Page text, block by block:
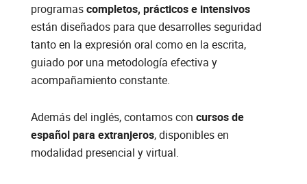
programascompletos, prácticos e intensivos
están diseñados para que desarrolles seguridad
tanto en la expresión oral como en la escrita,
guiado por una metodología efectiva y
acompañamiento constante.
Además del inglés, contamos con cursos de
español para extranjeros, disponibles en
modalidad presencial y virtual.